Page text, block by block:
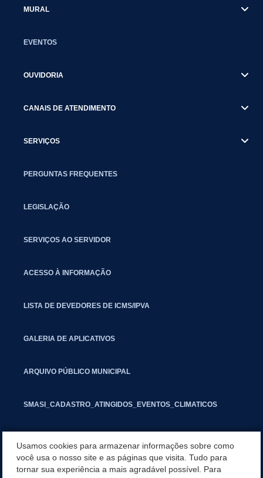
MURAL
EVENTOS
OUVIDORIA
CANAIS DE ATENDIMENTO
SERVIÇOS
PERGUNTAS FREQUENTES
LEGISLAÇÃO
SERVIÇOS AO SERVIDOR
ACESSO À INFORMAÇÃO
LISTA DE DEVEDORES DE ICMS/IPVA
GALERIA DE APLICATIVOS
ARQUIVO PÚBLICO MUNICIPAL
SMASI_CADASTRO_ATINGIDOS_EVENTOS_CLIMATICOS
INFORMATIVO PIT
Usamos cookies para armazenar informações sobre como
você usa o nosso site e as páginas que visita. Tudo para
tornar sua experiência a mais agradável possível. Para